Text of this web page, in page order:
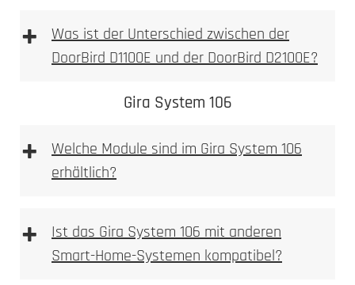
+
Was ist der Unterschied zwischen der
DoorBird D1100E und der DoorBird D2100E?
DoorBird D2100EGira System 106
+
Welche Module sind im Gira System 106
erhältlich?
+
Ist das Gira System 106 mit anderen
Smart-Home-Systemen kompatibel?